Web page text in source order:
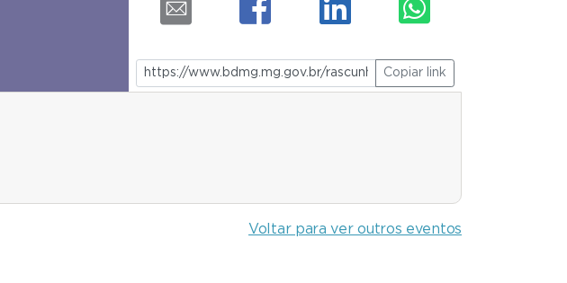
Copiar link
Voltar para ver outros eventos